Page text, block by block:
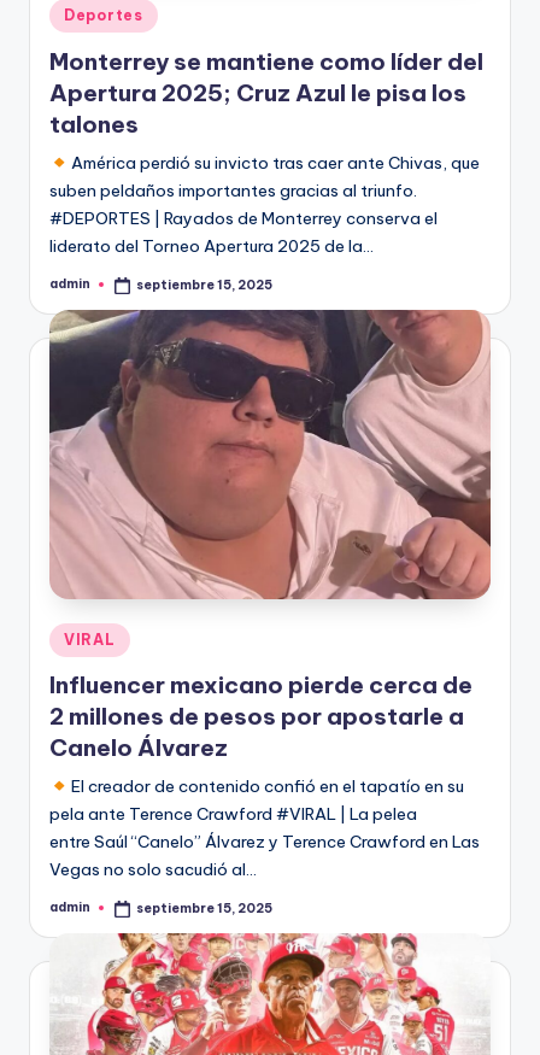
Publicado
en
Deportes
Monterrey se mantiene como líder del
Apertura 2025; Cruz Azul le pisa los
talones
América perdió su invicto tras caer ante Chivas, que
suben peldaños importantes gracias al triunfo.
#DEPORTES | Rayados de Monterrey conserva el
liderato del Torneo Apertura 2025 de la…
Publicado
admin septiembre 15, 2025
Publicado
en
VIRAL
Influencer mexicano pierde cerca de
2 millones de pesos por apostarle a
Canelo Álvarez
El creador de contenido confió en el tapatío en su
pela ante Terence Crawford #VIRAL | La pelea
entre Saúl “Canelo” Álvarez y Terence Crawford en Las
Vegas no solo sacudió al…
Publicado
admin septiembre 15, 2025